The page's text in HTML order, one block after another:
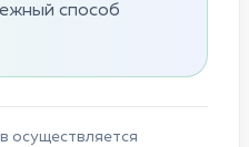
способ
осуществляется